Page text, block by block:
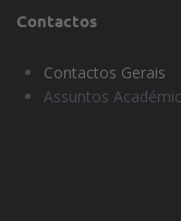
Contactos
Contactos Gerais
Assuntos